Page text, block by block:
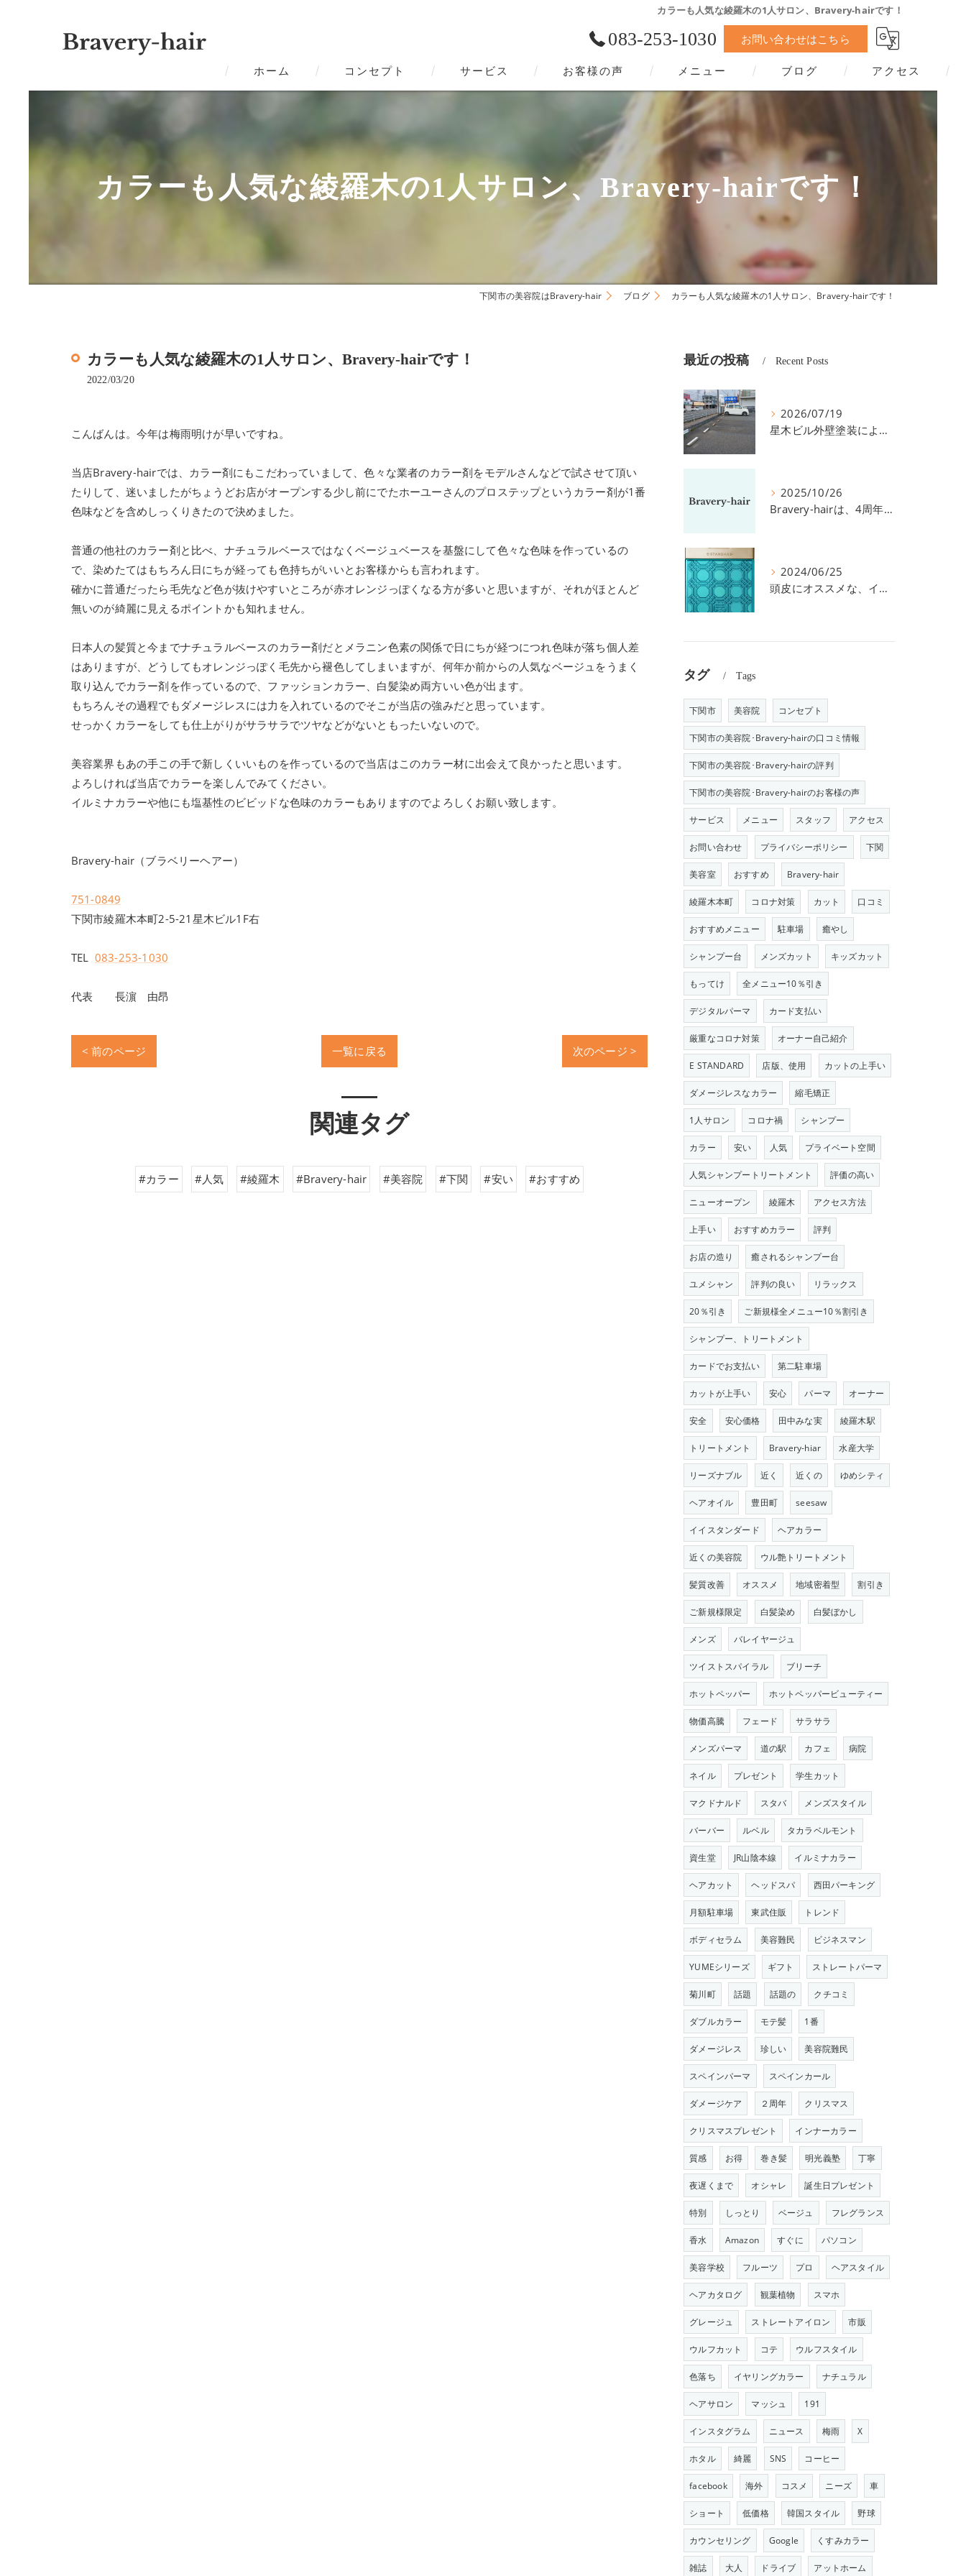
カラーも人気な綾羅木の1人サロン、Bravery-hairです！
083-253-1030 お問い合わせはこちら
ホーム コンセプト
下関市の美容院･Bravery-hairの評判
下関市の美容院･Bravery-hairのお客様の声
サービス お客様の声 メニュー ブログ アクセス
カラーも人気な綾羅木の1人サロン、Bravery-hairです！
下関市の美容院はBravery-hair ブログ カラーも人気な綾羅木の1人サロン、Bravery-hairです！
カラーも人気な綾羅木の1人サロン、Bravery-hairです！
2022/03/20
こんばんは。今年は梅雨明けが早いですね。
当店Bravery-hairでは、カラー剤にもこだわっていまして、色々な業者のカラー剤をモデルさんなどで試させて頂い
たりして、迷いましたがちょうどお店がオープンする少し前にでたホーユーさんのプロステップというカラー剤が1番
色味などを含めしっくりきたので決めました。
普通の他社のカラー剤と比べ、ナチュラルベースではなくベージュベースを基盤にして色々な色味を作っているの
で、染めたてはもちろん日にちが経っても色持ちがいいとお客様からも言われます。
確かに普通だったら毛先など色が抜けやすいところが赤オレンジっぽくなる方が多いと思いますが、それがほとんど
無いのが綺麗に見えるポイントかも知れません。
日本人の髪質と今までナチュラルベースのカラー剤だとメラニン色素の関係で日にちが経つにつれ色味が落ち個人差
はありますが、どうしてもオレンジっぽく毛先から褪色してしまいますが、何年か前からの人気なベージュをうまく
取り込んでカラー剤を作っているので、ファッションカラー、白髪染め両方いい色が出ます。
もちろんその過程でもダメージレスには力を入れているのでそこが当店の強みだと思っています。
せっかくカラーをしても仕上がりがサラサラでツヤなどがないともったいないので。
美容業界もあの手この手で新しくいいものを作っているので当店はこのカラー材に出会えて良かったと思います。
よろしければ当店でカラーを楽しんでみてください。
イルミナカラーや他にも塩基性のビビッドな色味のカラーもありますのでよろしくお願い致します。
Bravery-hair（ブラベリーヘアー）
751-0849
下関市綾羅木本町2-5-21星木ビル1F右
TEL 083-253-1030
代表 長濵 由昂
< 前のページ 一覧に戻る 次のページ >
関連タグ
#カラー #人気 #綾羅木 #Bravery-hair #美容院 #下関 #安い #おすすめ
最近の投稿 Recent Posts
2026/07/19
星木ビル外壁塗装による、駐車場の件につきまして。
2025/10/26
Bravery-hairは、4周年を迎えました！
2024/06/25
頭皮にオススメな、イイスタンダードのスカルプ系シャンプー＆トリートメントです！
タグ Tags
下関市 美容院 コンセプト
下関市の美容院･Bravery-hairの口コミ情報
下関市の美容院･Bravery-hairの評判
下関市の美容院･Bravery-hairのお客様の声
サービス メニュー スタッフ アクセス
お問い合わせ プライバシーポリシー 下関
美容室 おすすめ Bravery-hair
綾羅木本町 コロナ対策 カット 口コミ
おすすめメニュー 駐車場 癒やし
シャンプー台 メンズカット キッズカット
もってけ 全メニュー10％引き
デジタルパーマ カード支払い
厳重なコロナ対策 オーナー自己紹介
E STANDARD 店版、使用 カットの上手い
ダメージレスなカラー 縮毛矯正
1人サロン コロナ禍 シャンプー
カラー 安い 人気 プライベート空間
人気シャンプートリートメント 評価の高い
ニューオープン 綾羅木 アクセス方法
上手い おすすめカラー 評判
お店の造り 癒されるシャンプー台
ユメシャン 評判の良い リラックス
20％引き ご新規様全メニュー10％割引き
シャンプー、トリートメント
カードでお支払い 第二駐車場
カットが上手い 安心 パーマ オーナー
安全 安心価格 田中みな実 綾羅木駅
トリートメント Bravery-hiar 水産大学
リーズナブル 近く 近くの ゆめシティ
ヘアオイル 豊田町 seesaw
イイスタンダード ヘアカラー
近くの美容院 ウル艶トリートメント
髪質改善 オススメ 地域密着型 割引き
ご新規様限定 白髪染め 白髪ぼかし
メンズ バレイヤージュ
ツイストスパイラル ブリーチ
ホットペッパー ホットペッパービューティー
物価高騰 フェード サラサラ
メンズパーマ 道の駅 カフェ 病院
ネイル プレゼント 学生カット
マクドナルド スタバ メンズスタイル
バーバー ルベル タカラベルモント
資生堂 JR山陰本線 イルミナカラー
ヘアカット ヘッドスパ 西田パーキング
月額駐車場 東武住販 トレンド
ボディセラム 美容難民 ビジネスマン
YUMEシリーズ ギフト ストレートパーマ
菊川町 話題 話題の クチコミ
ダブルカラー モテ髪 1番
ダメージレス 珍しい 美容院難民
スペインパーマ スペインカール
ダメージケア ２周年 クリスマス
クリスマスプレゼント インナーカラー
質感 お得 巻き髪 明光義塾 丁寧
夜遅くまで オシャレ 誕生日プレゼント
特別 しっとり ベージュ フレグランス
香水 Amazon すぐに パソコン
美容学校 フルーツ プロ ヘアスタイル
ヘアカタログ 観葉植物 スマホ
グレージュ ストレートアイロン 市販
ウルフカット コテ ウルフスタイル
色落ち イヤリングカラー ナチュラル
ヘアサロン マッシュ 191
インスタグラム ニュース 梅雨 X
ホタル 綺麗 SNS コーヒー
facebook 海外 コスメ ニーズ 車
ショート 低価格 韓国スタイル 野球
カウンセリング Google くすみカラー
雑誌 大人 ドライブ アットホーム